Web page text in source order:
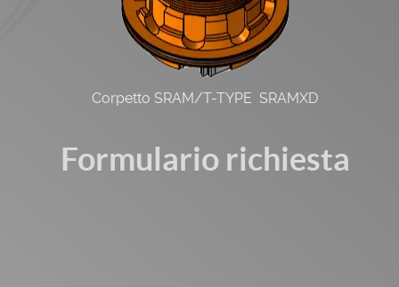
Corpetto SRAM/T-TYPE SRAMXD
Formulario richiesta